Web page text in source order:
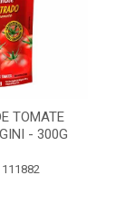
TOMATE
- 300G